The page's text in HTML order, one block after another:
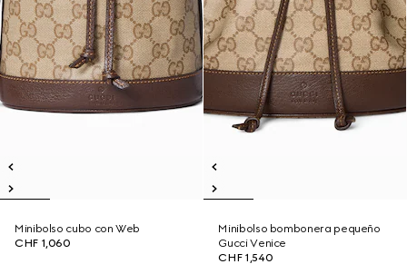
Minibolso cubo con Web
CHF 1,060
Minibolso bombonera pequeño
Gucci Venice
CHF 1,540